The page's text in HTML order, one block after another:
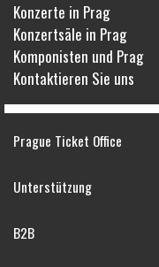
Konzerte in Prag
Konzertsäle in Prag
Komponisten und Prag
Kontaktieren Sie uns
Prague Ticket Office
Unterstützung
B2B